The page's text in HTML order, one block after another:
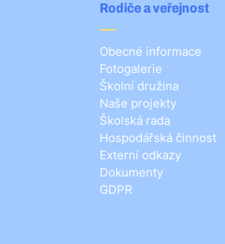
Rodiče a veřejnost
Obecné informace
Fotogalerie
Školní družina
Naše projekty
Školská rada
Hospodářská činnost
Externí odkazy
Dokumenty
GDPR